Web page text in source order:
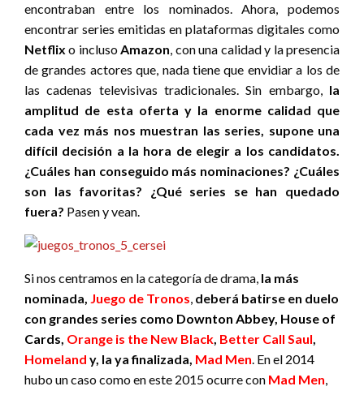
encontraban entre los nominados. Ahora, podemos
encontrar series emitidas en plataformas digitales como
Netflix o inclusoAmazon, con una calidad y la presencia
de grandes actores que, nada tiene que envidiar a los de
las cadenas televisivas tradicionales. Sin embargo, la
amplitud de esta oferta y la enorme calidad que
cada vez más nos muestran las series, supone una
difícil decisión a la hora de elegir a los candidatos.
¿Cuáles han conseguido más nominaciones? ¿Cuáles
son las favoritas? ¿Qué series se han quedado
fuera? Pasen y vean.
Si nos centramos en la categoría de drama, la más
nominada, Juego de Tronos, deberá batirse en duelo
con grandes series como Downton Abbey, House of
Cards, Orange is the New Black, Better Call Saul,
Homeland y, la ya finalizada, Mad Men. En el 2014
hubo un caso como en este 2015 ocurre con Mad Men,